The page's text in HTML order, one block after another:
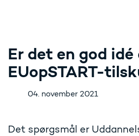
Er det en god
EUopSTART-
04. november 2021
Det spørgsmål er